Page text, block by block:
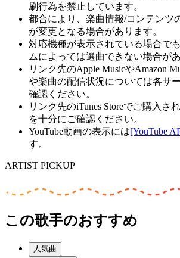
刷行為を禁止しています。
都合により、楽曲情報/コンテンツ
が変更となる場合があります。
対応機種が表示されている場合で
ムによっては選曲できない場合があ
リンク先のApple MusicやAmazon
や楽曲の配信状況については各サ
確認ください。
リンク先のiTunes Storeでご購入さ
を十分にご確認ください。
YouTube動画の表示には[YouTube
す。
ARTIST PICKUP
この歌手のおすすめ
人気曲